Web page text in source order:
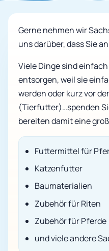
Gerne nehmen wir
uns darüber, dass Sie
Viele Dinge sind
entsorgen, weil sie
werden oder kurz vor
(Tierfutter)…spenden
bereiten damit eine
Futtermittel für
Katzenfutter
Baumaterialien
Zubehör für Riten
Zubehör für Pferde
und viele andere